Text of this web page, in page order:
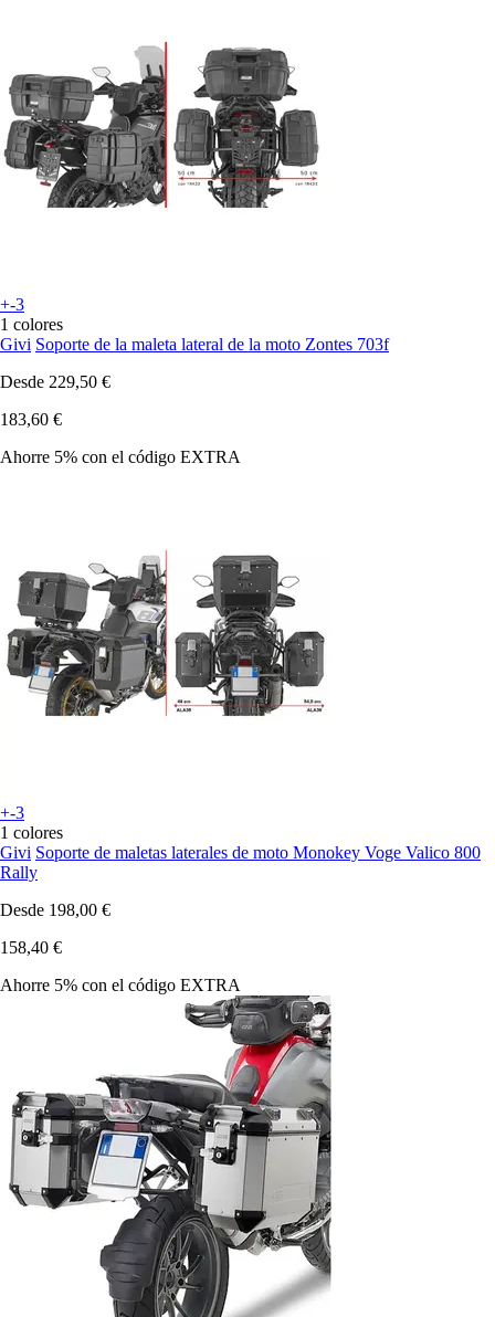
+-3
1 colores
Givi Soporte de la maleta lateral de la moto Zontes 703f
Desde 229,50 €
183,60 €
Ahorre 5% con el código EXTRA
+-3
1 colores
Givi Soporte de maletas laterales de moto Monokey Voge Valico 800
Rally
Desde 198,00 €
158,40 €
Ahorre 5% con el código EXTRA